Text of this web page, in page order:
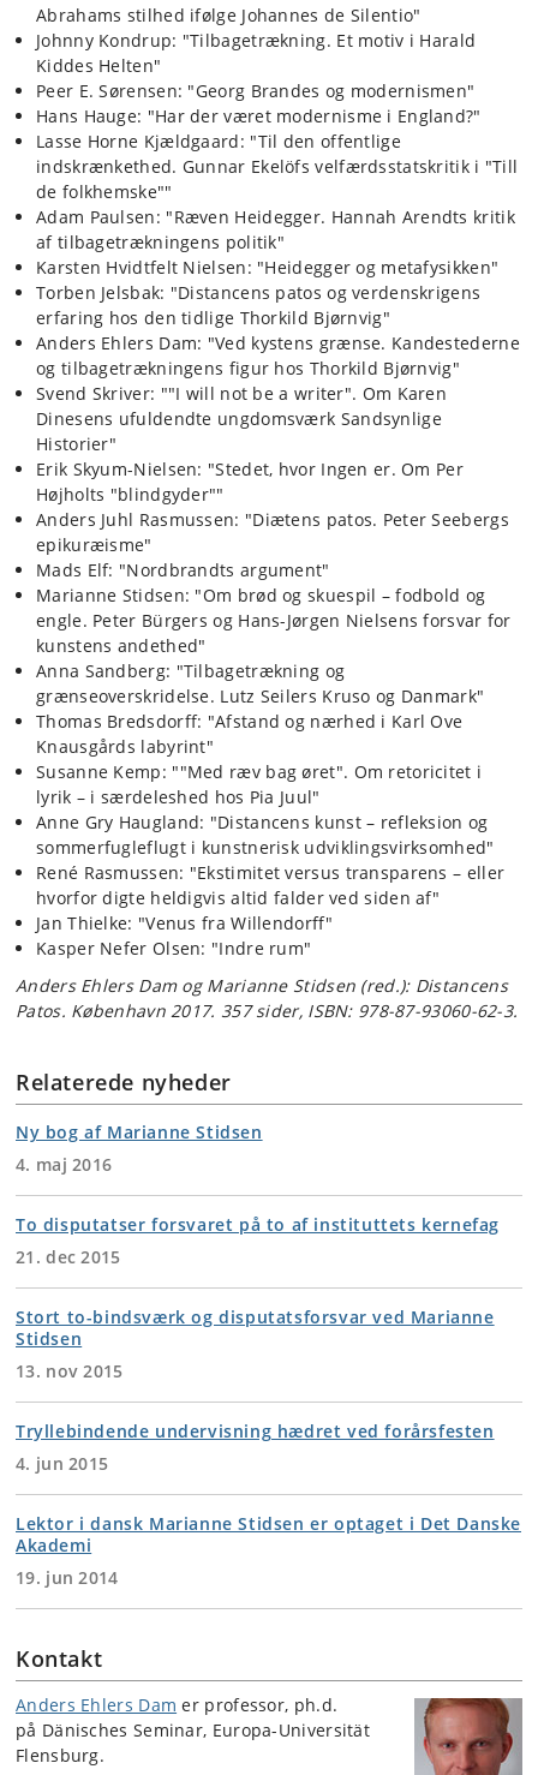
Abrahams stilhed ifølge Johannes de Silentio"
Johnny Kondrup: "Tilbagetrækning. Et motiv i Harald
Kiddes Helten"
Peer E. Sørensen: "Georg Brandes og modernismen"
Hans Hauge: "Har der været modernisme i England?"
Lasse Horne Kjældgaard: "Til den offentlige
indskrænkethed. Gunnar Ekelöfs velfærdsstatskritik i "Till
de folkhemske""
Adam Paulsen: "Ræven Heidegger. Hannah Arendts kritik
af tilbagetrækningens politik"
Karsten Hvidtfelt Nielsen: "Heidegger og metafysikken"
Torben Jelsbak: "Distancens patos og verdenskrigens
erfaring hos den tidlige Thorkild Bjørnvig"
Anders Ehlers Dam: "Ved kystens grænse. Kandestederne
og tilbagetrækningens figur hos Thorkild Bjørnvig"
Svend Skriver: ""I will not be a writer". Om Karen
Dinesens ufuldendte ungdomsværk Sandsynlige
Historier"
Erik Skyum-Nielsen: "Stedet, hvor Ingen er. Om Per
Højholts "blindgyder""
Anders Juhl Rasmussen: "Diætens patos. Peter Seebergs
epikuræisme"
Mads Elf: "Nordbrandts argument"
Marianne Stidsen: "Om brød og skuespil – fodbold og
engle. Peter Bürgers og Hans-Jørgen Nielsens forsvar for
kunstens andethed"
Anna Sandberg: "Tilbagetrækning og
grænseoverskridelse. Lutz Seilers Kruso og Danmark"
Thomas Bredsdorff: "Afstand og nærhed i Karl Ove
Knausgårds labyrint"
Susanne Kemp: ""Med ræv bag øret". Om retoricitet i
lyrik – i særdeleshed hos Pia Juul"
Anne Gry Haugland: "Distancens kunst – refleksion og
sommerfugleflugt i kunstnerisk udviklingsvirksomhed"
René Rasmussen: "Ekstimitet versus transparens – eller
hvorfor digte heldigvis altid falder ved siden af"
Jan Thielke: "Venus fra Willendorff"
Kasper Nefer Olsen: "Indre rum"
Anders Ehlers Dam og Marianne Stidsen (red.): Distancens
Patos. København 2017. 357 sider, ISBN: 978-87-93060-62-3.
Relaterede nyheder
Ny bog af Marianne Stidsen
4. maj 2016
To disputatser forsvaret på to af instituttets kernefag
21. dec 2015
Stort to-bindsværk og disputatsforsvar ved Marianne
Stidsen
13. nov 2015
Tryllebindende undervisning hædret ved forårsfesten
4. jun 2015
Lektor i dansk Marianne Stidsen er optaget i Det Danske
Akademi
19. jun 2014
Kontakt
Anders Ehlers Dam er professor, ph.d.
på Dänisches Seminar, Europa-Universität
Flensburg.